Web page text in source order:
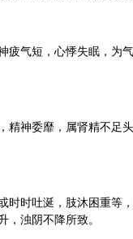
疲气短，心悸失眠，为
神委靡，属肾精不足
时时吐涎，肢沐困重等
，浊阴不降所致。